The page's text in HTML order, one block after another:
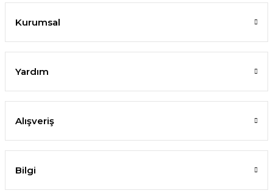
Kurumsal
Yardım
Alışveriş
Bilgi